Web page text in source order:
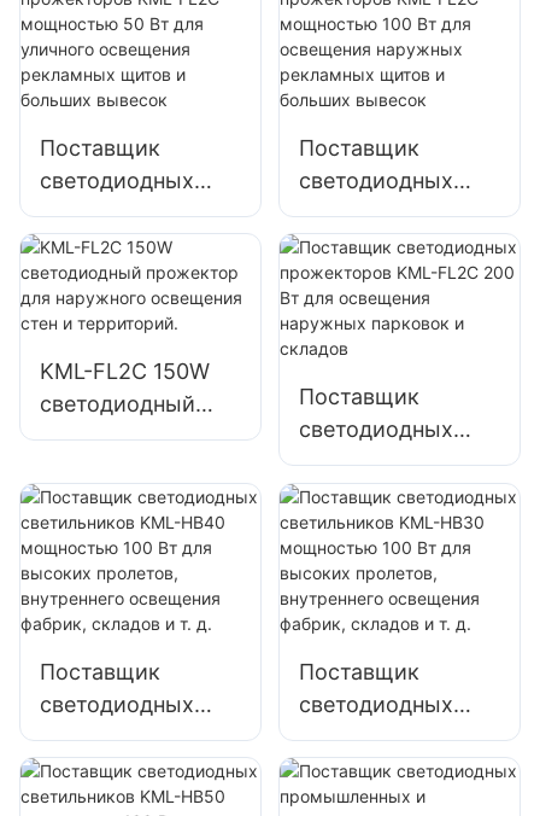
парковок и
складских
помещений
Вт для аварийного
освещения и
освещения мест
ликвидации
последствий
стихийных
бедствий
Поставщик
светодиодных
прожекторов
KML-FL2C
мощностью 50 Вт
для уличного
рекламных щитов
и больших
вывесок
Поставщик
светодиодных
прожекторов
KML-FL2C
мощностью 100
Вт для освещения
наружных
и больших
вывесок
KML-FL2C 150W
светодиодный
прожектор для
освещения стен и
территорий.
Поставщик
светодиодных
прожекторов
KML-FL2C 200 Вт
для освещения
наружных
парковок и
складов
Поставщик
светодиодных
светильников
KML-HB40
мощностью 100
Поставщик
светодиодных
светильников
KML-HB30
мощностью 100